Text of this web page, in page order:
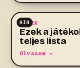
HÍR
HÍREK
Ezek a
teljes lista
Olvasom →